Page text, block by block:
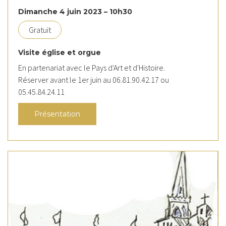
Dimanche 4 juin 2023 – 10h30
Gratuit
Visite église et orgue
En partenariat avec le Pays d'Art et d'Histoire.
Réserver avant le 1er juin au 06.81.90.42.17 ou
05.45.84.24.11
Présentation